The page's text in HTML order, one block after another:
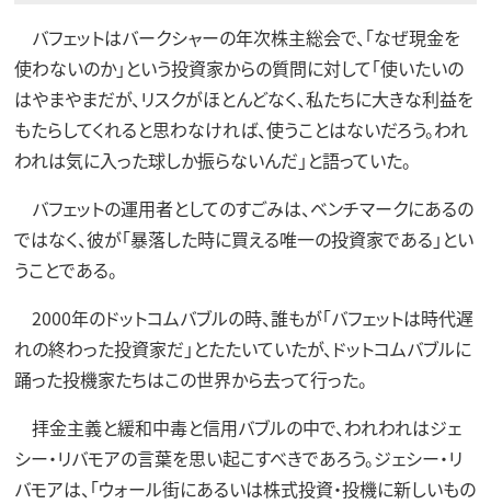
バフェットはバークシャーの年次株主総会で、「なぜ現金を
使わないのか」という投資家からの質問に対して「使いたいの
はやまやまだが、リスクがほとんどなく、私たちに大きな利益を
もたらしてくれると思わなければ、使うことはないだろう。われ
われは気に入った球しか振らないんだ」と語っていた。
バフェットの運用者としてのすごみは、ベンチマークにあるの
ではなく、彼が「暴落した時に買える唯一の投資家である」とい
うことである。
2000年のドットコムバブルの時、誰もが「バフェットは時代遅
れの終わった投資家だ」とたたいていたが、ドットコムバブルに
踊った投機家たちはこの世界から去って行った。
拝金主義と緩和中毒と信用バブルの中で、われわれはジェ
シー・リバモアの言葉を思い起こすべきであろう。ジェシー・リ
バモアは、「ウォール街にあるいは株式投資・投機に新しいもの